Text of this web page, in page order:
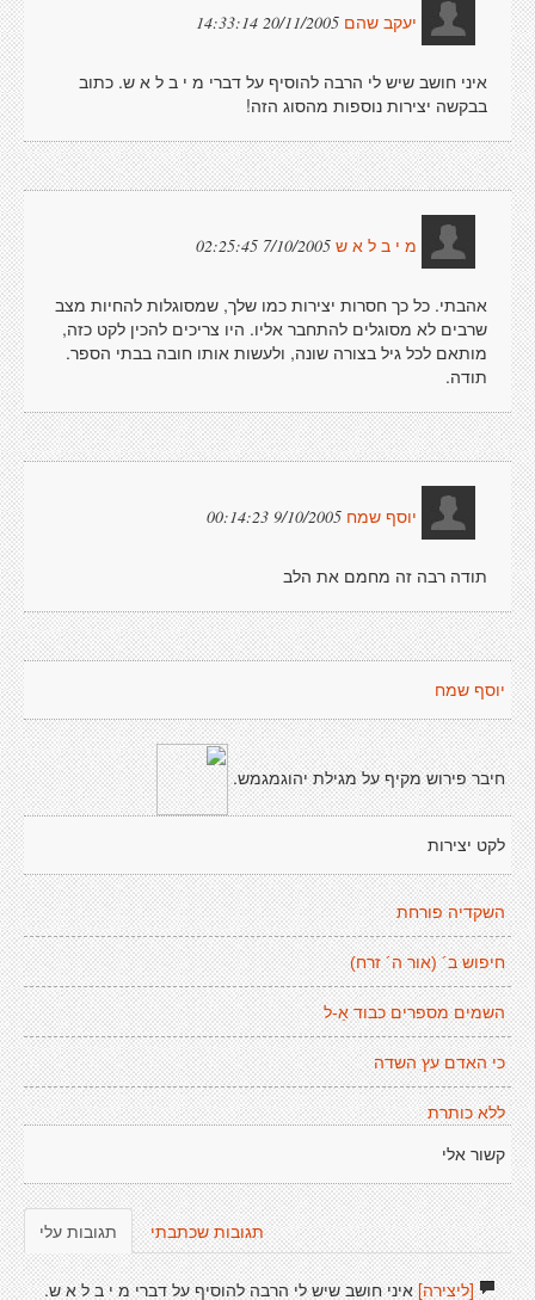
יעקב שהם 20/11/2005 14:33:14
איני חושב שיש לי הרבה להוסיף על דברי מ י ב ל א ש. כתוב
בבקשה יצירות נוספות מהסוג הזה!
מ י ב ל א ש 7/10/2005 02:25:45
אהבתי. כל כך חסרות יצירות כמו שלך, שמסוגלות להחיות מצב
שרבים לא מסוגלים להתחבר אליו. היו צריכים להכין לקט כזה,
מותאם לכל גיל בצורה שונה, ולעשות אותו חובה בבתי הספר.
תודה.
יוסף שמח 9/10/2005 00:14:23
תודה רבה זה מחמם את הלב
יוסף שמח
חיבר פירוש מקיף על מגילת יהוגמגמש.
לקט יצירות
השקדיה פורחת
חיפוש ב´ (אור ה´ זרח)
השמים מספרים כבוד אֵ-ל
כי האדם עץ השדה
ללא כותרת
קשור אלי
תגובות עלי תגובות שכתבתי
[ליצירה]איני חושב שיש לי הרבה להוסיף על דברי מ י ב ל א ש.